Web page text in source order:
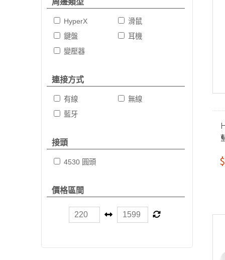
周邊類型
HyperX
滑鼠
鍵盤
耳機
變壓器
連接方式
有線
無線
藍牙
接頭
4530 圓頭
價格區間